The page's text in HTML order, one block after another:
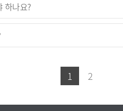
하나요?
1 2